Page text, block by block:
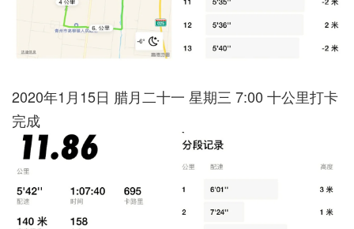
2020年1月15日 腊月二十一 星期三 7:00 十公里打卡
完成